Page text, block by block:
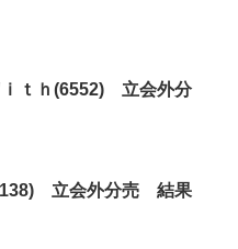
ｉｔｈ(6552) 立会外分
立会外分売 結果